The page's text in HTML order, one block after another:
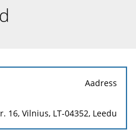
Aadress
16, Vilnius, LT-04352, Leedu